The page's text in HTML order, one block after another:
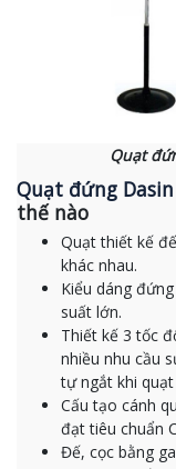
Quạt
Quạt đứng Dasin
thế nào
Quạt thiết kế
khác nhau.
Kiểu dáng
suất lớn.
Thiết kế 3 tốc
nhiều nhu cầu
tự ngắt khi
Cấu tạo cánh
đạt tiêu chuẩn
Đế, cọc bằng